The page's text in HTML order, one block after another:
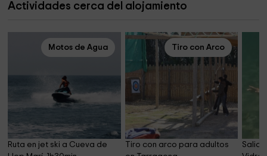
Actividades cerca del alojamiento
Motos de Agua
Ruta en jet ski a Cueva de
Tiro con Arco
Tiro con arco para adultos